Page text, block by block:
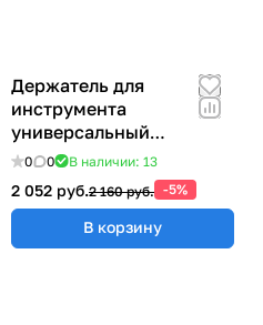
Держатель для
инструмента
универсальный
57x383x185 мм ER-
0 0 В наличии: 13
2 052 руб.2 160 руб. -5%
В корзину